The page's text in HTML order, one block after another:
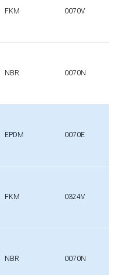
FKM 0070V
NBR 0070N
EPDM 0070E
FKM 0324V
NBR 0070N